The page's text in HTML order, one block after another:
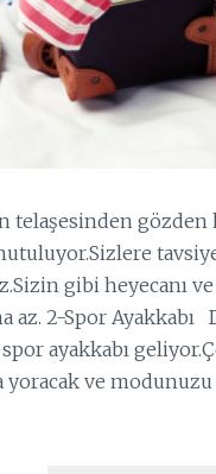
gözden
gibi heyecanı
az. 2-Spor
ayakkabı
yoracak ve